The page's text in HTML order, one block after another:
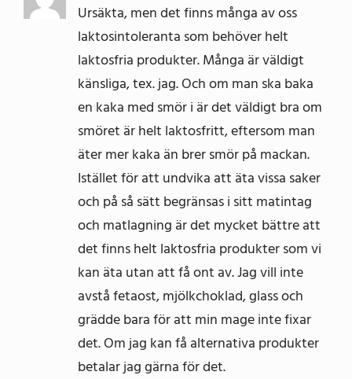
Ursäkta, men det finns många av oss
laktosintoleranta som behöver helt
laktosfria produkter. Många är väldigt
känsliga, tex. jag. Och om man ska baka
en kaka med smör i är det väldigt bra om
smöret är helt laktosfritt, eftersom man
äter mer kaka än brer smör på mackan.
Istället för att undvika att äta vissa saker
och på så sätt begränsas i sitt matintag
och matlagning är det mycket bättre att
det finns helt laktosfria produkter som vi
kan äta utan att få ont av. Jag vill inte
avstå fetaost, mjölkchoklad, glass och
grädde bara för att min mage inte fixar
det. Om jag kan få alternativa produkter
betalar jag gärna för det.